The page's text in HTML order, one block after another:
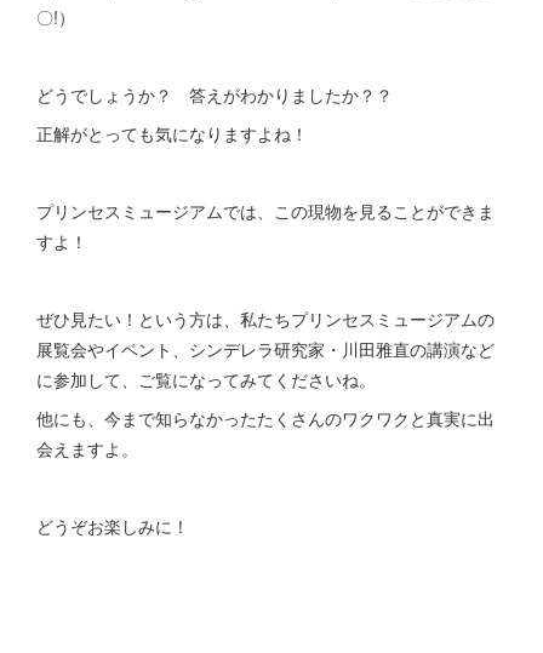
〇!）
どうでしょうか？ 答えがわかりましたか？？
正解がとっても気になりますよね！
プリンセスミュージアムでは、この現物を見ることができま
すよ！
ぜひ見たい！という方は、私たちプリンセスミュージアムの
展覧会やイベント、シンデレラ研究家・川田雅直の講演など
に参加して、ご覧になってみてくださいね。
他にも、今まで知らなかったたくさんのワクワクと真実に出
会えますよ。
どうぞお楽しみに！